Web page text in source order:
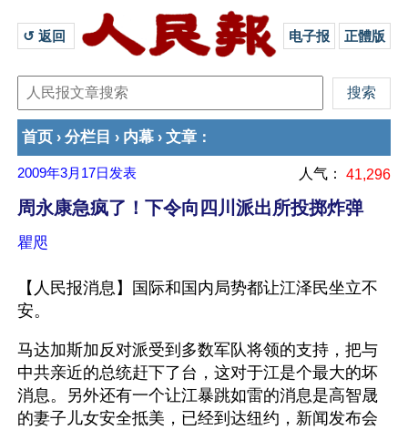
↺ 返回 电子报 正體版
首页 › 分栏目 › 内幕 › 文章 ：
2009年3月17日 发表 人气： 41,296
周永康急疯了！下令向四川派出所投掷炸弹
瞿咫
【人民报消息】国际和国内局势都让江泽民坐立不
安。
马达加斯加反对派受到多数军队将领的支持，把与
中共亲近的总统赶下了台，这对于江是个最大的坏
消息。另外还有一个让江暴跳如雷的消息是高智晟
的妻子儿女安全抵美，已经到达纽约，新闻发布会